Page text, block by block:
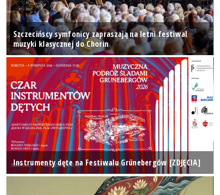
Szczecińscy symfonicy zapraszają na letni festiwal
muzyki klasycznej do Chorin
Instrumenty dęte na Festiwalu Grünebergów [ZDJĘCIA]